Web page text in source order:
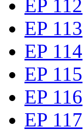
EP 112
EP 113
EP 114
EP 115
EP 116
EP 117